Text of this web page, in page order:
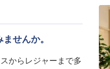
せんか。
からレジャーまで多